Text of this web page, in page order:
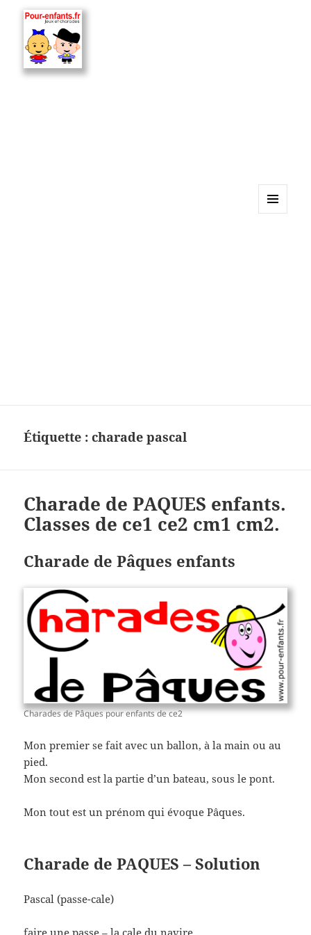
devinettes, pour enfants.
Étiquette :charade pascal
Charade de PAQUES enfants.
Classes de ce1 ce2 cm1 cm2.
Charade de Pâques enfants
Charades de Pâques pour enfants de ce2
Mon premier se fait avec un ballon, à la main ou au
pied.
Mon second est la partie d’un bateau, sous le pont.
Mon tout est un prénom qui évoque Pâques.
Charade de PAQUES – Solution
Pascal (passe-cale)